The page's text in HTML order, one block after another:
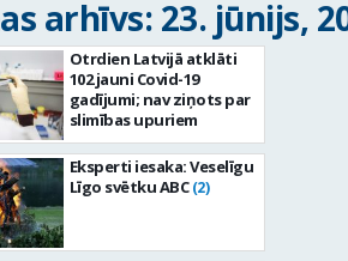
arhīvs: 23. jūnijs,
Otrdien Latvijā atklāti
102 jauni Covid-19
gadījumi; nav ziņots par
slimības upuriem
Eksperti iesaka: Veselīgu
Līgo svētku ABC (2)